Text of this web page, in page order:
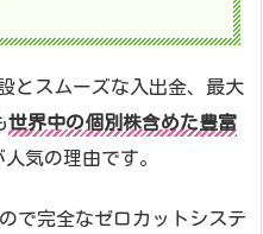
とスムーズな入出金、最大
世界中の個別株含めた豊富
気の理由です。
で完全なゼロカットシステ